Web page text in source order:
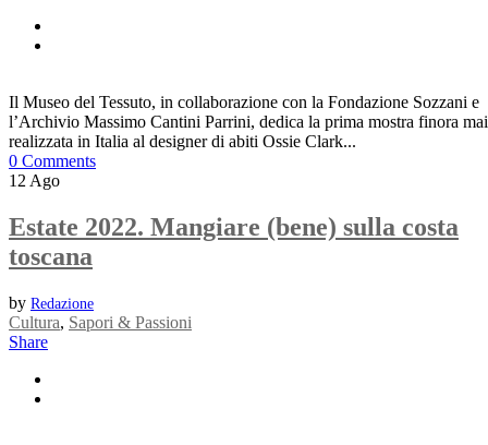
Il Museo del Tessuto, in collaborazione con la Fondazione Sozzani e
l’Archivio Massimo Cantini Parrini, dedica la prima mostra finora mai
realizzata in Italia al designer di abiti Ossie Clark...
0 Comments
12Ago
Estate 2022. Mangiare (bene) sulla costa
toscana
by Redazione
Cultura, Sapori & Passioni
Share